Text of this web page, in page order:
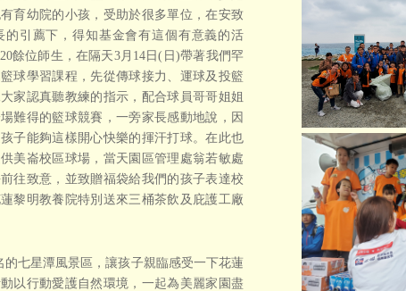
育幼院的小孩，受助於很多單位，在安致
的引薦下，得知基金會有這個有意義的活
餘位師生，在隔天3月14日(日)帶著我們罕
球學習課程，先從傳球接力、運球及投籃
家認真聽教練的指示，配合球員哥哥姐姐
難得的籃球競賽，一旁家長感動地說，因
子能夠這樣開心快樂的揮汗打球。在此也
美崙校區球場，當天園區管理處翁若敏處
往致意，並致贈福袋給我們的孩子表達校
黎明教養院特別送來三桶茶飲及庇護工廠
七星潭風景區，讓孩子親臨感受一下花蓮
以行動愛護自然環境，一起為美麗家園盡